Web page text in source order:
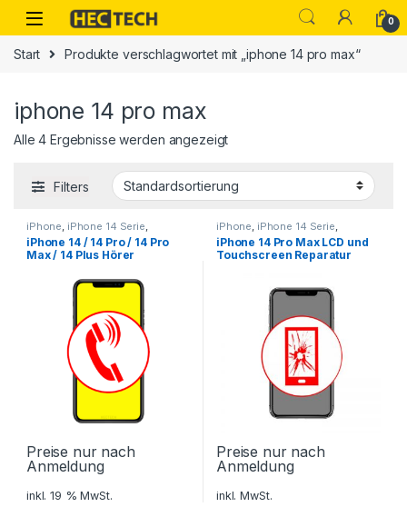
Open 0
Start Produkte verschlagwortet mit „iphone 14 pro max“
iphone 14 pro max
Alle 4 Ergebnisse werden angezeigt
Filters
iPhone iPhone 14 Serie
Smartphone Reparatur
iPhone 14 / 14 Pro / 14 Pro
Max / 14 Plus Hörer
Preise nur nach
Anmeldung
inkl. 19 % MwSt.
iPhone iPhone 14 Serie
Smartphone Reparatur
iPhone 14 Pro Max LCD und
Touchscreen Reparatur
Preise nur nach
Anmeldung
inkl. MwSt.